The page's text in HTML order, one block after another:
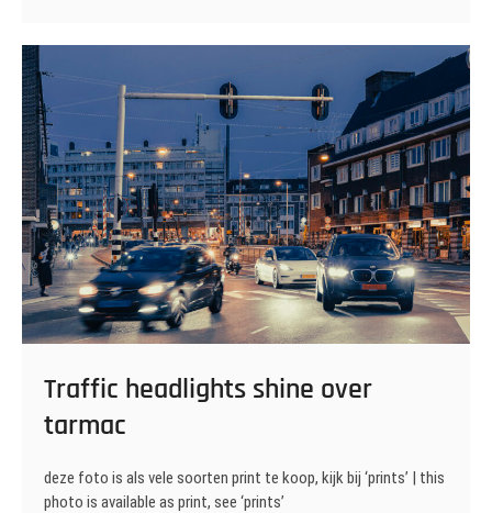
Traffic headlights shine over
tarmac
deze foto is als vele soorten print te koop, kijk bij ‘prints’ | this
photo is available as print, see ‘prints’